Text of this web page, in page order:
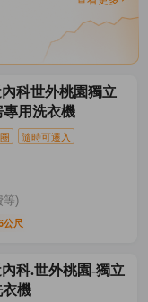
科世外桃園獨立
用洗衣機
隨時可遷入
等)
公尺
科.世外桃園-獨立
機